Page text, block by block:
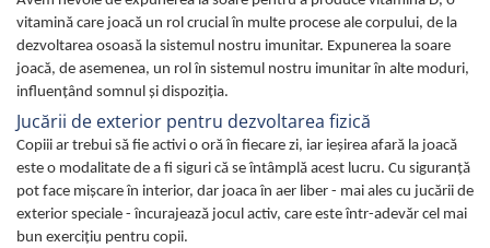
vitamină care joacă un rol crucial în multe procese ale corpului, de la
dezvoltarea osoasă la sistemul nostru imunitar. Expunerea la soare
joacă, de asemenea, un rol în sistemul nostru imunitar în alte moduri,
influenţând somnul şi dispoziţia.
Jucării de exterior pentru dezvoltarea fizică
Copiii ar trebui să fie activi o oră în fiecare zi, iar ieșirea afară la joacă
este o modalitate de a fi siguri că se întâmplă acest lucru. Cu siguranță
pot face mișcare în interior, dar joaca în aer liber - mai ales cu jucării de
exterior speciale - încurajează jocul activ, care este într-adevăr cel mai
bun exercițiu pentru copii.